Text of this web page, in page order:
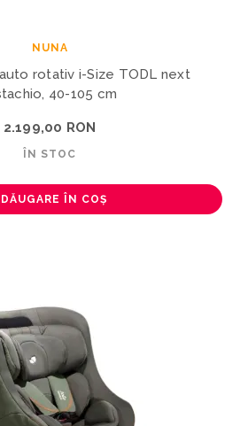
NUNA
rotativ i-Size TODL next
40-105 cm
2.199,00 RON
ÎN STOC
ÎN COȘ